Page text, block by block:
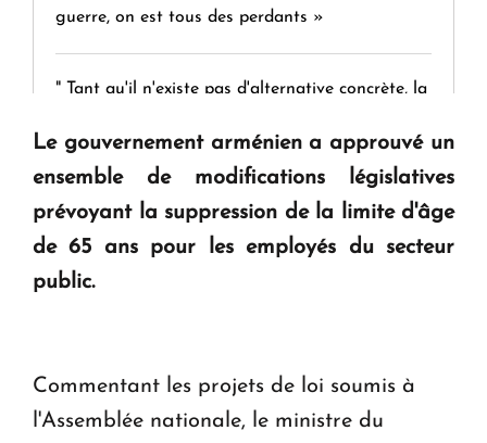
guerre, on est tous des perdants »
" Tant qu'il n'existe pas d'alternative concrète, la
KASA : 30 ans d'audace, de résilience et d'avenir
en Arménie
Le premier hôtel Hyatt Regency d'Arménie
Le gouvernement arménien a approuvé un
ensemble de modifications législatives
prévoyant la suppression de la limite d'âge
de 65 ans pour les employés du secteur
public.
Commentant les projets de loi soumis à
l'Assemblée nationale, le ministre du